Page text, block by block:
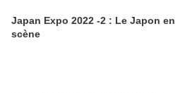
Japan Expo 2022 -2 : Le Japon en
scène